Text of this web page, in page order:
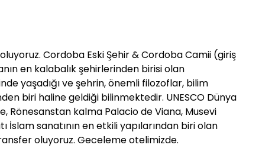
Cordoba Eski Şehir & Cordoba Camii (giriş
en kalabalık şehirlerinden birisi olan
yaşadığı ve şehrin, önemli filozoflar, bilim
biri haline geldiği bilinmektedir. UNESCO Dünya
Rönesanstan kalma Palacio de Viana, Musevi
İslam sanatının en etkili yapılarından biri olan
oluyoruz. Geceleme otelimizde.